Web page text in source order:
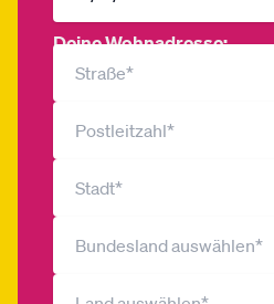
Deine Wohnadresse: